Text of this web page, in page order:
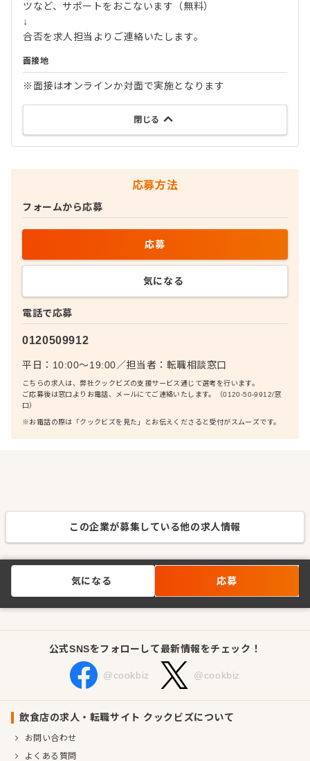
ツなど、サポートをおこないます（無料）
↓
合否を求人担当よりご連絡いたします。
面接地
※面接はオンラインか対面で実施となります
閉じる
応募方法
電話で応募
0120509912
平日：10:00〜19:00／担当者： 転職相談窓口
こちらの求人は、弊社クックビズの支援サービス通じて選考を行います。
ご応募後は窓口よりお電話、メールにてご連絡いたします。（0120-50-9912/窓
口）
※お電話の際は「クックビズを見た」とお伝えくださると受付がスムーズです。
フォームから応募
応募
気になる
この企業が募集している他の求人情報
気になる 応募
公式SNSをフォローして最新情報をチェック！
@cookbiz @cookbiz
飲食店の求人・転職サイト クックビズについて
お問い合わせ
よくある質問